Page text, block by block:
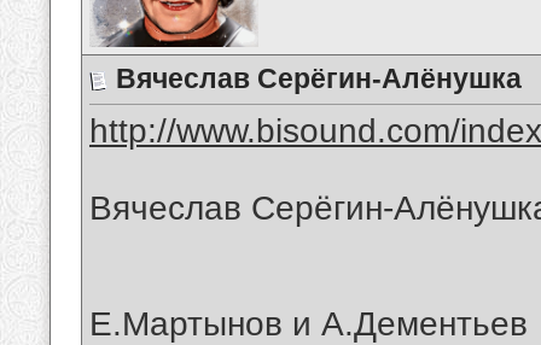
Вячеслав Серёгин-Алёнушка
http://www.bisound.com/
Вячеслав Серёгин-
Е.Мартынов и А.Дементьев